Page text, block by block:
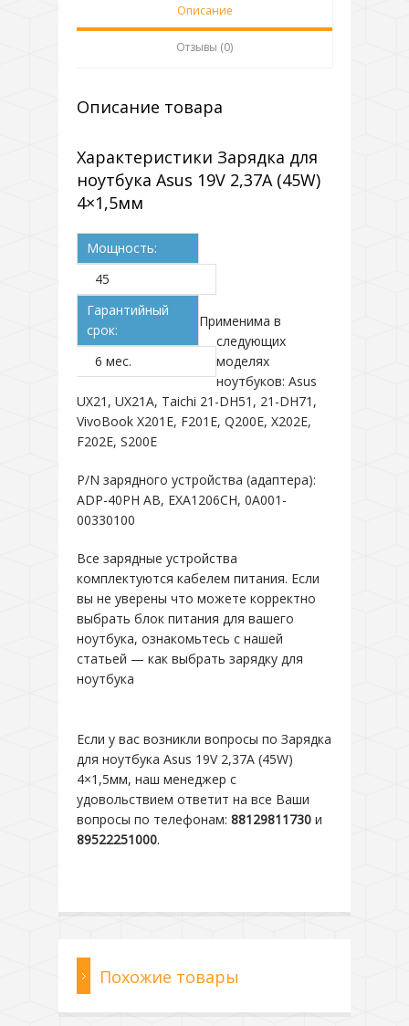
Описание
Отзывы (0)
Описание товара
Характеристики Зарядка для
ноутбука Asus 19V 2,37A (45W)
4×1,5мм
Мощность:
45
Гарантийный
срок:
6 мес.
Применима в
следующих
моделях
ноутбуков: Asus
UX21, UX21A, Taichi 21-DH51, 21-DH71,
VivoBook X201E, F201E, Q200E, X202E,
F202E, S200E
P/N зарядного устройства (адаптера):
ADP-40PH AB, EXA1206CH, 0A001-
00330100
Все зарядные устройства
комплектуются кабелем питания. Если
вы не уверены что можете корректно
выбрать блок питания для вашего
ноутбука, ознакомьтесь с нашей
статьей — как выбрать зарядку для
ноутбука
Если у вас возникли вопросы по Зарядка
для ноутбука Asus 19V 2,37A (45W)
4×1,5мм, наш менеджер с
удовольствием ответит на все Ваши
вопросы по телефонам: 88129811730 и
89522251000.
Похожие товары